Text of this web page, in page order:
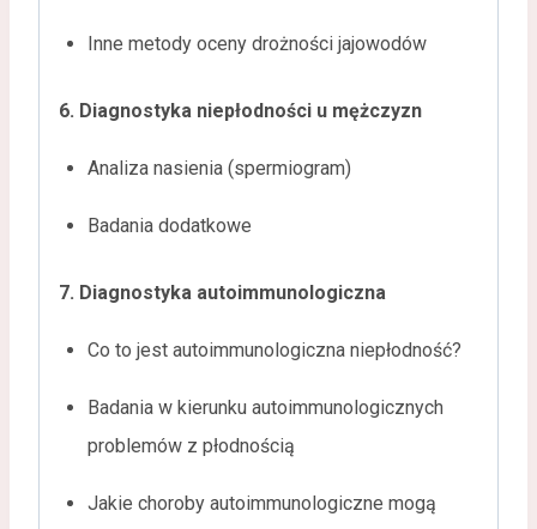
Inne metody oceny drożności jajowodów
6. Diagnostyka niepłodności u mężczyzn
Analiza nasienia (spermiogram)
Badania dodatkowe
7. Diagnostyka autoimmunologiczna
Co to jest autoimmunologiczna niepłodność?
Badania w kierunku autoimmunologicznych
problemów z płodnością
Jakie choroby autoimmunologiczne mogą